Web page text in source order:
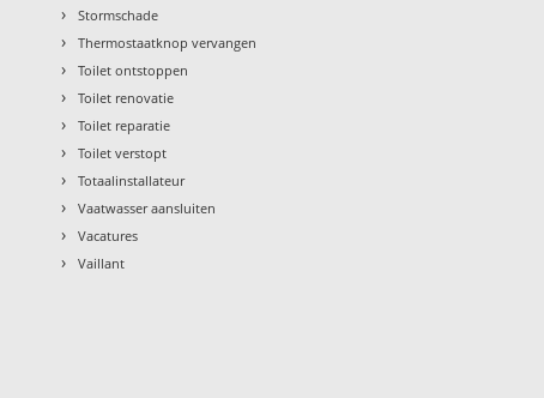
› Stormschade
› Thermostaatknop vervangen
› Toilet ontstoppen
› Toilet renovatie
› Toilet reparatie
› Toilet verstopt
› Totaalinstallateur
› Vaatwasser aansluiten
› Vacatures
› Vaillant